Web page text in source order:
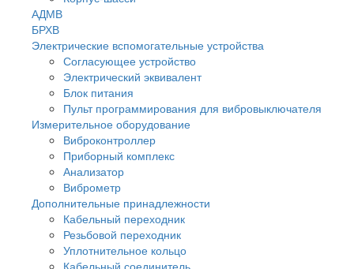
АДМВ
БРХВ
Электрические вспомогательные устройства
Согласующее устройство
Электрический эквивалент
Блок питания
Пульт программирования для вибровыключателя
Измерительное оборудование
Виброконтроллер
Приборный комплекс
Анализатор
Виброметр
Дополнительные принадлежности
Кабельный переходник
Резьбовой переходник
Уплотнительное кольцо
Кабельный соединитель